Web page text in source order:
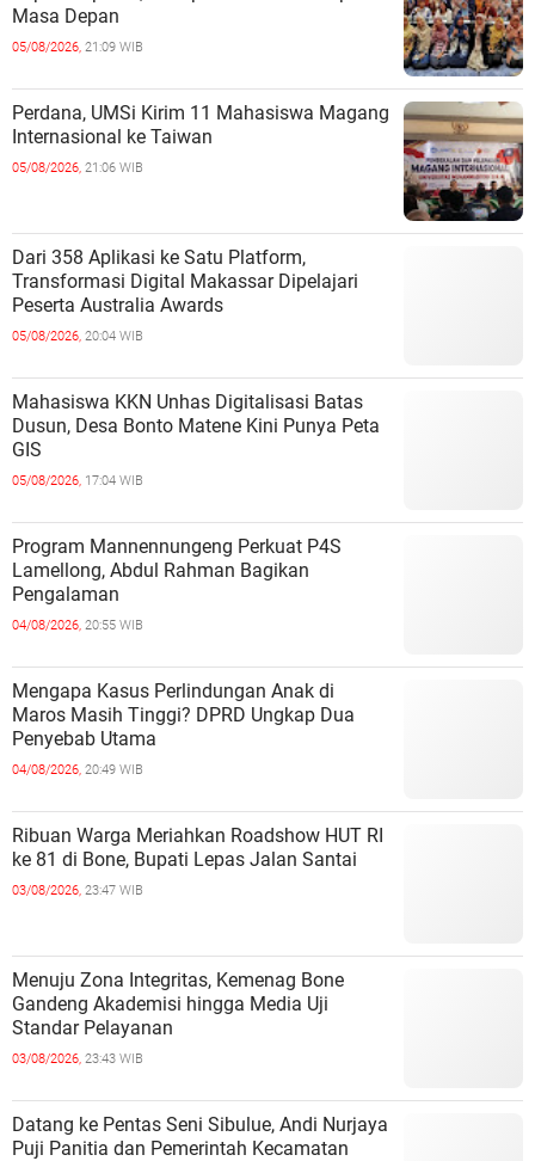
Masa Depan
05/08/2026, 21:09 WIB
Perdana, UMSi Kirim 11 Mahasiswa Magang
Internasional ke Taiwan
05/08/2026, 21:06 WIB
Dari 358 Aplikasi ke Satu Platform,
Transformasi Digital Makassar Dipelajari
Peserta Australia Awards
05/08/2026, 20:04 WIB
Mahasiswa KKN Unhas Digitalisasi Batas
Dusun, Desa Bonto Matene Kini Punya Peta
GIS
05/08/2026, 17:04 WIB
Program Mannennungeng Perkuat P4S
Lamellong, Abdul Rahman Bagikan
Pengalaman
04/08/2026, 20:55 WIB
Mengapa Kasus Perlindungan Anak di
Maros Masih Tinggi? DPRD Ungkap Dua
Penyebab Utama
04/08/2026, 20:49 WIB
Ribuan Warga Meriahkan Roadshow HUT RI
ke 81 di Bone, Bupati Lepas Jalan Santai
03/08/2026, 23:47 WIB
Menuju Zona Integritas, Kemenag Bone
Gandeng Akademisi hingga Media Uji
Standar Pelayanan
03/08/2026, 23:43 WIB
Datang ke Pentas Seni Sibulue, Andi Nurjaya
Puji Panitia dan Pemerintah Kecamatan